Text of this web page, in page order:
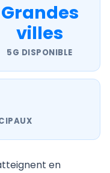
Grandes
villes
5G DISPONIBLE
en